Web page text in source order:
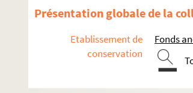
Présentation globale de la
Etablissement de
conservation
Fonds
Ms. 615. Œuvres de circonstance
Ms. 619. Remarques sur le